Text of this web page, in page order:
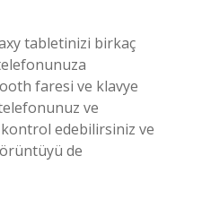
tabletinizi birkaç
faresi ve klavye
ve
edebilirsiniz ve
de